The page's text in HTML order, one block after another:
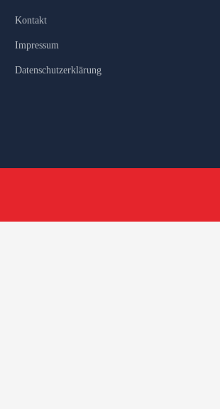
Kontakt
Impressum
Datenschutzerklärung